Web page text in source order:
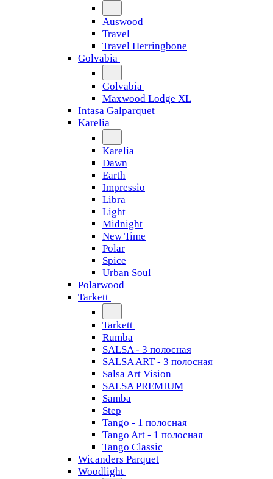
Auswood
Travel
Travel Herringbone
Golvabia
Golvabia
Maxwood Lodge XL
Intasa Galparquet
Karelia
Karelia
Dawn
Earth
Impressio
Libra
Light
Midnight
New Time
Polar
Spice
Urban Soul
Polarwood
Tarkett
Tarkett
Rumba
SALSA - 3 полосная
SALSA ART - 3 полосная
Salsa Art Vision
SALSA PREMIUM
Samba
Step
Tango - 1 полосная
Tango Art - 1 полосная
Tango Classiс
Wicanders Parquet
Woodlight